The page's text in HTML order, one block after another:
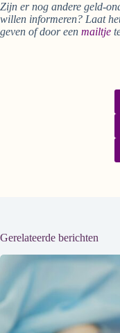
Zijn er nog andere geld-
willen informeren? Laat
geven of door een mailtje
Gerelateerde berichten